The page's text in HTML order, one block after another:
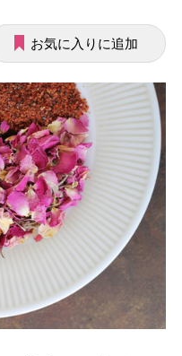
お気に入りに追加